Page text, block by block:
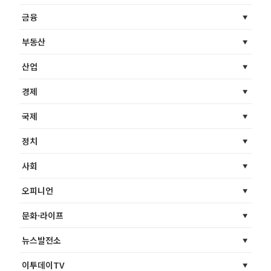
금융
부동산
산업
경제
국제
정치
사회
오피니언
문화·라이프
뉴스발전소
이투데이TV